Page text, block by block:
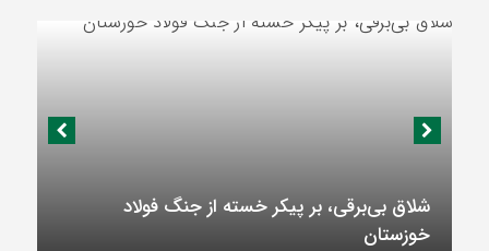
شلاق‌ بی‌برقی، بر پیکر خسته‌ از جنگ فولاد
خوزستان